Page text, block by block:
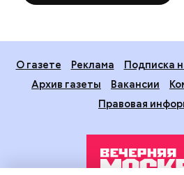
О газете Реклама
Подписка
Архив газеты
Вакансии
Правовая